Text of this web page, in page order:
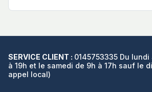
SERVICE CLIENT : 0145753335 Du
à 19h et le samedi de 9h à 17h sauf le
appel local)